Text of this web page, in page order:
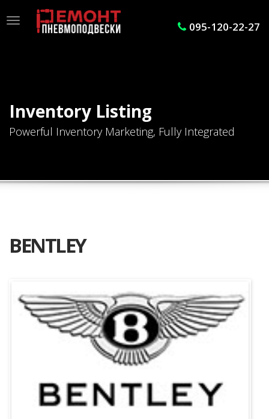
095-120-22-27
Toggle
navigation
Inventory Listing
Powerful Inventory Marketing, Fully Integrated
BENTLEY